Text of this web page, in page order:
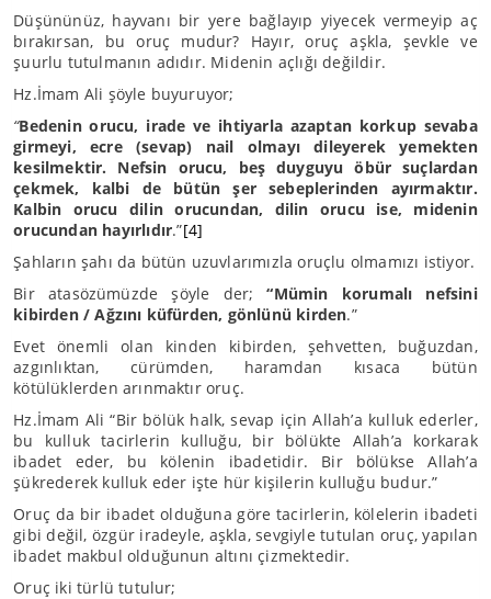
Düşününüz, hayvanı bir yere bağlayıp yiyecek vermeyip aç
bırakırsan, bu oruç mudur? Hayır, oruç aşkla, şevkle ve
şuurlu tutulmanın adıdır. Midenin açlığı değildir.
Hz.İmam Ali şöyle buyuruyor;
“Bedenin orucu, irade ve ihtiyarla azaptan korkup sevaba
girmeyi, ecre (sevap) nail olmayı dileyerek yemekten
kesilmektir. Nefsin orucu, beş duyguyu öbür suçlardan
çekmek, kalbi de bütün şer sebeplerinden ayırmaktır.
Kalbin orucu dilin orucundan, dilin orucu ise, midenin
orucundan hayırlıdır.”[4]
Şahların şahı da bütün uzuvlarımızla oruçlu olmamızı istiyor.
Bir atasözümüzde şöyle der;“Mümin korumalı nefsini
kibirden / Ağzını küfürden, gönlünü kirden.”
Evet önemli olan kinden kibirden, şehvetten, buğuzdan,
azgınlıktan, cürümden, haramdan kısaca bütün
kötülüklerden arınmaktır oruç.
Hz.İmam Ali “Bir bölük halk, sevap için Allah’a kulluk ederler,
bu kulluk tacirlerin kulluğu, bir bölükte Allah’a korkarak
ibadet eder, bu kölenin ibadetidir. Bir bölükse Allah’a
şükrederek kulluk eder işte hür kişilerin kulluğu budur.”
Oruç da bir ibadet olduğuna göre tacirlerin, kölelerin ibadeti
gibi değil, özgür iradeyle, aşkla, sevgiyle tutulan oruç, yapılan
ibadet makbul olduğunun altını çizmektedir.
Oruç iki türlü tutulur;